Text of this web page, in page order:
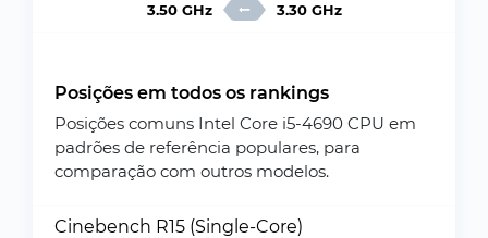
3.50 GHz 3.30 GHz
Posições em todos os rankings
Posições comuns Intel Core i5-4690 CPU em
padrões de referência populares, para
comparação com outros modelos.
Cinebench R15 (Single-Core)